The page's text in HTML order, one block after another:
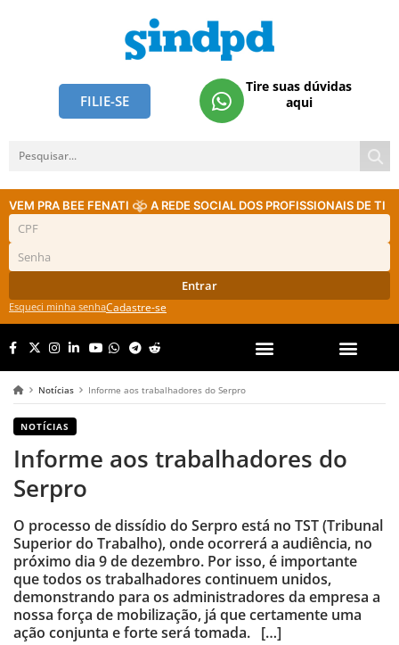
FILIE-SE
Tire suas dúvidas
aqui
VEM PRA BEE FENATI A REDE SOCIAL DOS PROFISSIONAIS DE TI
Entrar
Esqueci minha senhaCadastre-se
Notícias Informe aos trabalhadores do Serpro
NOTÍCIAS
Informe aos trabalhadores do
Serpro
O processo de dissídio do Serpro está no TST (Tribunal
Superior do Trabalho), onde ocorrerá a audiência, no
próximo dia 9 de dezembro. Por isso, é importante
que todos os trabalhadores continuem unidos,
demonstrando para os administradores da empresa a
nossa força de mobilização, já que certamente uma
ação conjunta e forte será tomada. […]